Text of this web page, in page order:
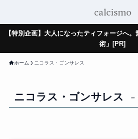
【特別企画】大人になったティフォージへ
術」[PR]
ホーム ニコラス・ゴンサレス
ニコラス・ゴンサレス –